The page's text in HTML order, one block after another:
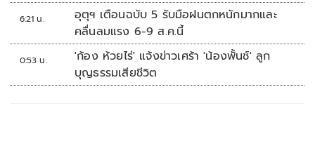
6:21 น.
อุตุฯ เตือนฉบับ 5 รับมือฝนตกหนักมากและ
คลื่นลมแรง 6-9 ส.ค.นี้
0:53 น.
'ก้อง ห้วยไร่' แจ้งข่าวเศร้า 'น้องพั้นช์' ลูก
บุญธรรมเสียชีวิต